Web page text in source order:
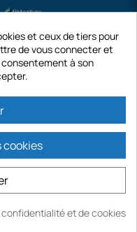
Ajouter
- PARIS 75010 (FRANCE).
de ODAYA HOLDING au capital
DANS LA LIMITE DES STOCKS
et ceux de tiers pour
de vous connecter et
à son
cookies
confidentialité et de cookies